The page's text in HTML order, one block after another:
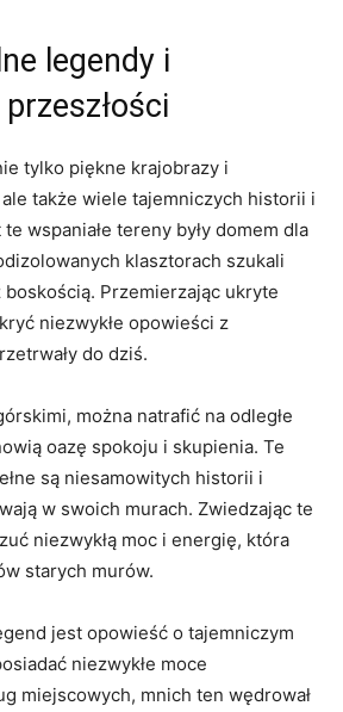
legendy i
tylko piękne krajobrazy i
także wiele tajemniczych historii i
wspaniałe tereny były domem⁣ dla
klasztorach szukali
Przemierzając ukryte
niezwykłe opowieści z
do dziś.
można natrafić na odległe
⁢oazę ​spokoju i skupienia. Te
są niesamowitych historii‌ i
w swoich murach. Zwiedzając te
‌niezwykłą moc i energię, która
starych murów.
jest opowieść o ‍tajemniczym
niezwykłe moce
miejscowych, mnich ten wędrował